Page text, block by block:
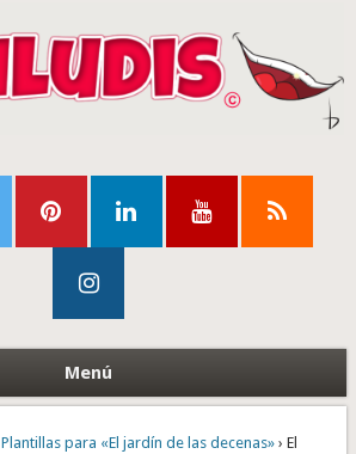
Menú
Plantillas para «El jardín de las decenas»› El